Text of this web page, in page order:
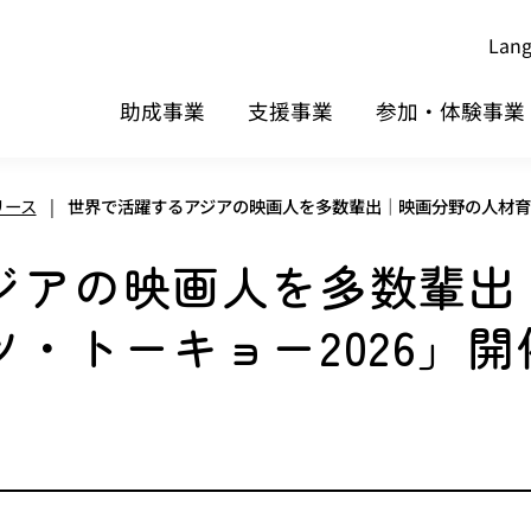
助成事業 支援事業 参加・体験事業
ス | 世界で活躍するアジアの映画人を多数輩出｜映画分野の人材
アの映画人を多数輩
トーキョー2026」